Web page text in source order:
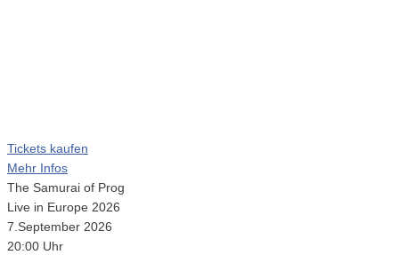
Tickets kaufen
Mehr Infos
The Samurai of Prog
Live in Europe 2026
7.September 2026
20:00 Uhr